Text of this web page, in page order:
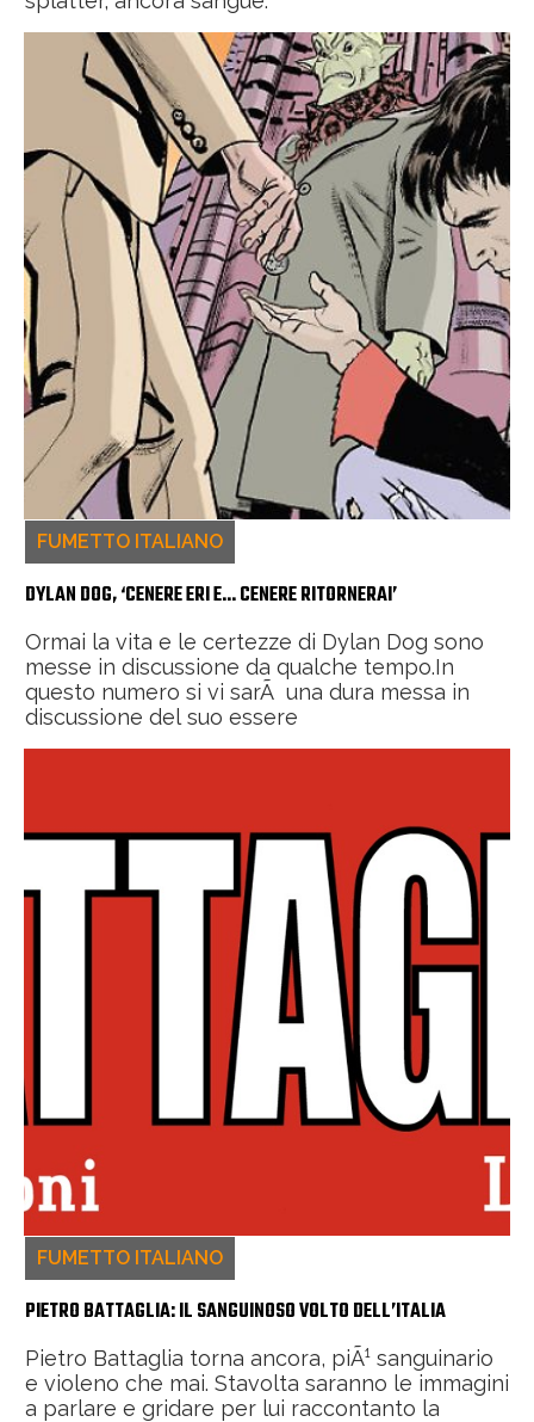
FUMETTO ITALIANO
DYLAN DOG, ‘CENERE ERI E… CENERE RITORNERAI’
Ormai la vita e le certezze di Dylan Dog sono
messe in discussione da qualche tempo.In
questo numero si vi sarÃ una dura messa in
discussione del suo essere
FUMETTO ITALIANO
PIETRO BATTAGLIA: IL SANGUINOSO VOLTO DELL’ITALIA
Pietro Battaglia torna ancora, piÃ¹ sanguinario
e violeno che mai. Stavolta saranno le immagini
a parlare e gridare per lui raccontanto la